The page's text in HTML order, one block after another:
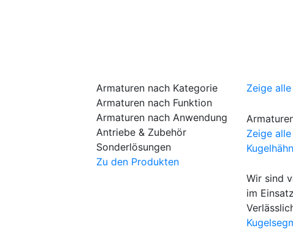
Armaturen nach Kategorie
Armaturen nach Funktion
Armaturen nach Anwendung
Antriebe & Zubehör
Sonderlösungen
Zu den Produkten
Zeige alle
Zeige
Wir sind
im